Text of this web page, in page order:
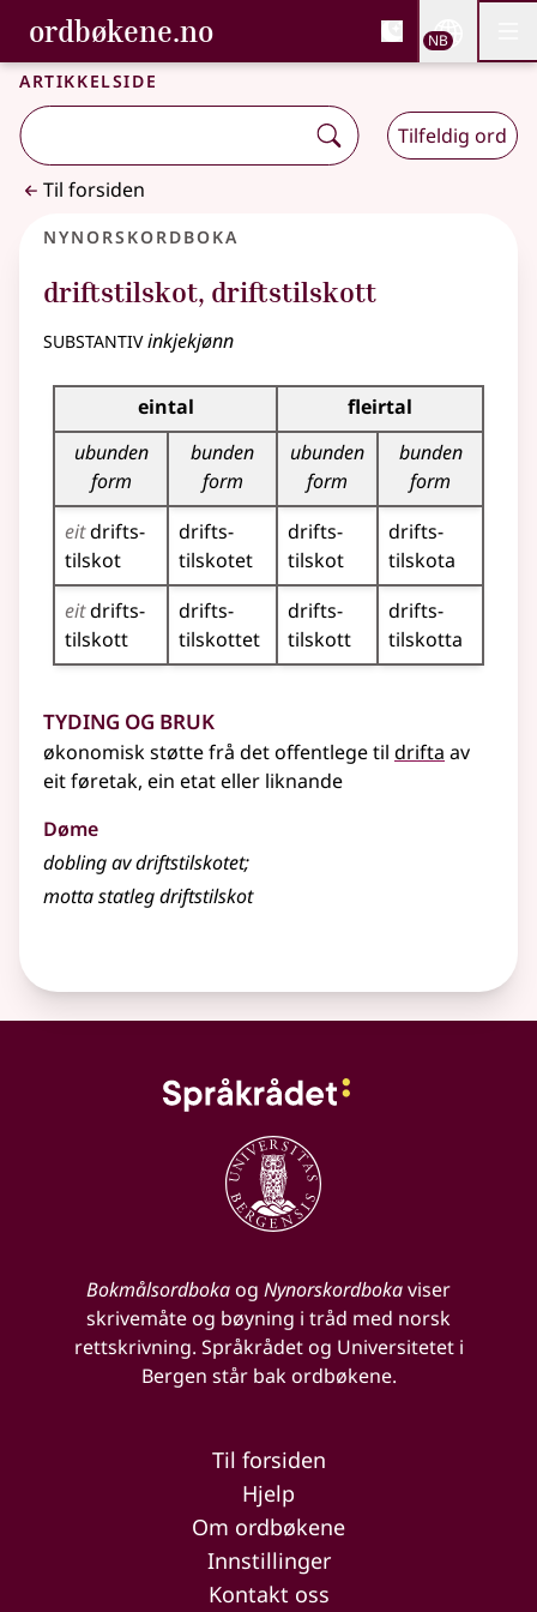
Gå til hovedinnhold
Tilgjengelighet
ordbøkene.no, Bokmålsordboka og
Bokmålsordboka og Nynorskordboka
NB
Artikkelside
Tilfeldig ord
Til forsiden
Nynorskordboka
driftstilskot, driftstilskott
substantivinkjekjønn
Bøyningstabell for dette substantivet
eintal
fleirtal
ubunden
form
bunden
form
ubunden
form
bunden
form
eitdrifts­
tilskot
drifts­
tilskotet
drifts­
tilskot
drifts­
tilskota
eitdrifts­
tilskott
drifts­
tilskottet
drifts­
tilskott
drifts­
tilskotta
Tyding og bruk
økonomisk støtte frå det offentlege til drifta av
eit føretak, ein etat eller liknande
Døme
dobling av driftstilskotet;
motta statleg driftstilskot
Bokmålsordbokaog Nynorskordbokaviser
skrivemåte og bøyning i tråd med norsk
rettskrivning. Språkrådet og Universitetet i
Bergen står bak ordbøkene.
Til forsiden
Hjelp
Om ordbøkene
Innstillinger
Kontakt oss